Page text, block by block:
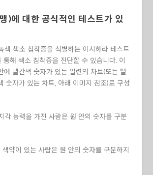
)에 대한 공식적인 테스트가 있
색 색소 침착증을 식별하는 이시하라 테스트
통해 색소 침착증을 진단할 수 있습니다. 이
에 빨간색 숫자가 있는 일련의 차트(또는 빨
숫자가 있는 차트, 아래 이미지 참조)로 구성
능력을 가진 사람은 원 안의 숫자를 구분
약이 있는 사람은 원 안의 숫자를 구분하지